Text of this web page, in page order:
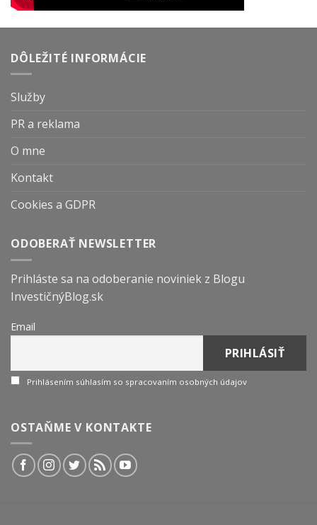
DÔLEŽITÉ INFORMÁCIE
Služby
PR a reklama
O mne
Kontakt
Cookies a GDPR
ODOBERAŤ NEWSLETTER
Prihláste sa na odoberanie noviniek z Blogu
InvestičnýBlog.sk
Email
Prihlásením súhlasím so spracovaním osobných údajov
OSTAŇME V KONTAKTE